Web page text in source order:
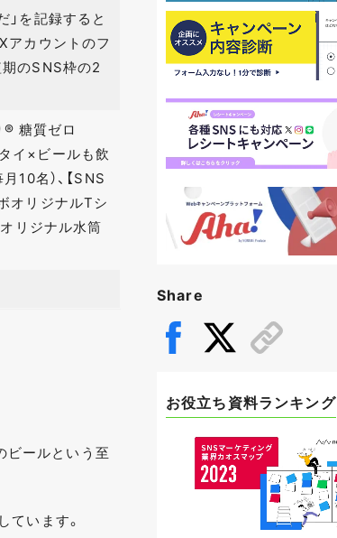
」を記録すると
アカウントのフ
のSNS枠の2
® 糖質ゼロ
イ×ビールも飲
10名）、【SNS
オリジナルTシ
リジナル水筒
ビールという至
ています。
Share
お役立ち資料ランキング